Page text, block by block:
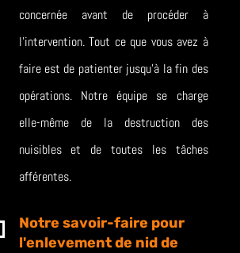
concernée avant de procéder à
l’intervention. Tout ce que vous avez à
faire est de patienter jusqu’à la fin des
opérations. Notre équipe se charge
elle-même de la destruction des
nuisibles et de toutes les tâches
afférentes.
Notre savoir-faire pour
l'enlevement de nid de